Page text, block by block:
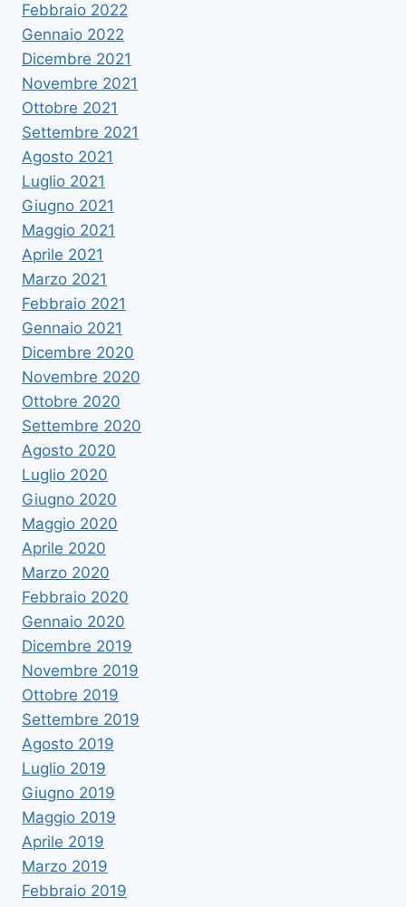
Febbraio 2022
Gennaio 2022
Dicembre 2021
Novembre 2021
Ottobre 2021
Settembre 2021
Agosto 2021
Luglio 2021
Giugno 2021
Maggio 2021
Aprile 2021
Marzo 2021
Febbraio 2021
Gennaio 2021
Dicembre 2020
Novembre 2020
Ottobre 2020
Settembre 2020
Agosto 2020
Luglio 2020
Giugno 2020
Maggio 2020
Aprile 2020
Marzo 2020
Febbraio 2020
Gennaio 2020
Dicembre 2019
Novembre 2019
Ottobre 2019
Settembre 2019
Agosto 2019
Luglio 2019
Giugno 2019
Maggio 2019
Aprile 2019
Marzo 2019
Febbraio 2019